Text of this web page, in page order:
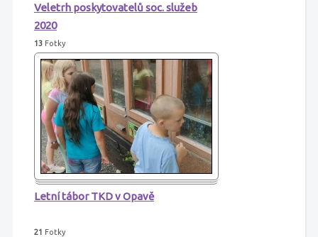
Veletrh poskytovatelů soc. služeb
2020
13Fotky
Letní tábor TKD v Opavě
21 Fotky